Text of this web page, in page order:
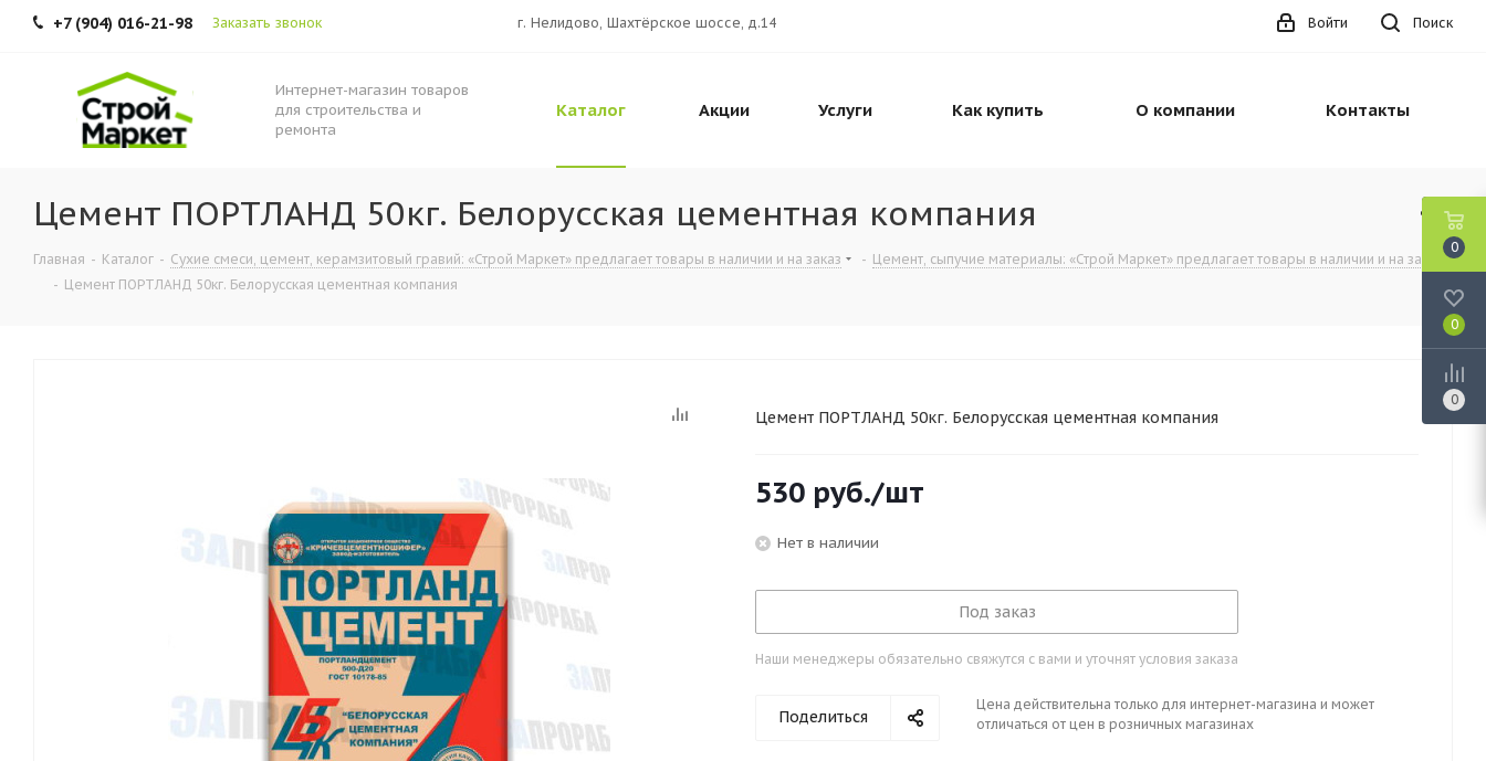
+7 (904) 016-21-98 Заказать звонок г. Нелидово, Шахтёрское шоссе, д.14 Поиск
Войти
Интернет-магазин товаров
для строительства и
ремонта
Каталог Акции Услуги Как купить О компании Контакты
Цемент ПОРТЛАНД 50кг. Белорусская цементная компания
Главная - Каталог - Сухие смеси, цемент, керамзитовый гравий: «Строй Маркет» предлагает товары в наличии и на заказ - Цемент, сыпучие материалы: «Строй Маркет» предлагает товары в наличии и на заказ
- Цемент ПОРТЛАНД 50кг. Белорусская цементная компания
Цемент ПОРТЛАНД 50кг. Белорусская цементная компания
530 руб./шт
Нет в наличии
Под заказ
Наши менеджеры обязательно свяжутся с вами и уточнят условия заказа
Поделиться
Цена действительна только для интернет-магазина и может
отличаться от цен в розничных магазинах
0
0
0